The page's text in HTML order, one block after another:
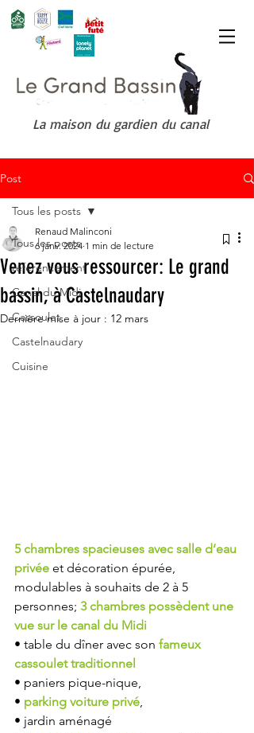
La maison du gardien du canal
Post
Tous les posts
référencement
Canal du Midi
Cassoulet
Castelnaudary
Cuisine
Tous les posts
Venez vous ressourcer: Le grand
bassin, à Castelnaudary
Renaud Malinconi
6 janv. 2024 1 min de lecture
Dernière mise à jour : 12 mars
5 chambres spacieuses avec salle d’eau
privée et décoration épurée,
modulables à souhaits de 2 à 5
personnes; 3 chambres possèdent une
vue sur le canal du Midi
• table du dîner avec son fameux
cassoulet traditionnel
• paniers pique-nique,
• parking voiture privé,
• jardin aménagé